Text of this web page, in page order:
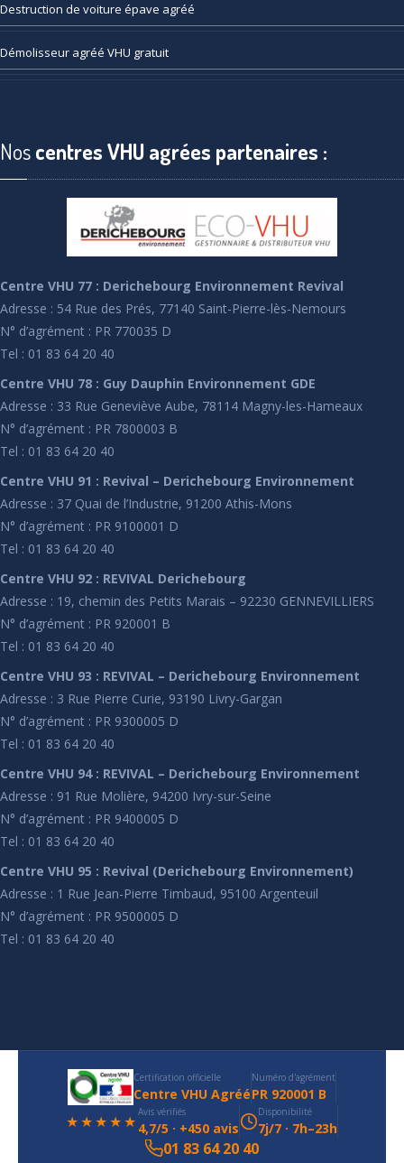
Destruction de voiture épave agréé
Démolisseur agréé VHU gratuit
Noscentres VHU agrées partenaires :
Centre VHU 77 : Derichebourg Environnement Revival
Adresse : 54 Rue des Prés, 77140 Saint-Pierre-lès-Nemours
N° d’agrément : PR 770035 D
Tel : 01 83 64 20 40
Centre VHU 78 : Guy Dauphin Environnement GDE
Adresse : 33 Rue Geneviève Aube, 78114 Magny-les-Hameaux
N° d’agrément : PR 7800003 B
Tel : 01 83 64 20 40
Centre VHU 91 : Revival – Derichebourg Environnement
Adresse : 37 Quai de l’Industrie, 91200 Athis-Mons
N° d’agrément : PR 9100001 D
Tel : 01 83 64 20 40
Centre VHU 92 : REVIVAL Derichebourg
Adresse : 19, chemin des Petits Marais – 92230 GENNEVILLIERS
N° d’agrément : PR 920001 B
Tel : 01 83 64 20 40
Centre VHU 93 : REVIVAL – Derichebourg Environnement
Adresse : 3 Rue Pierre Curie, 93190 Livry-Gargan
N° d’agrément : PR 9300005 D
Tel : 01 83 64 20 40
Centre VHU 94 : REVIVAL – Derichebourg Environnement
Adresse : 91 Rue Molière, 94200 Ivry-sur-Seine
N° d’agrément : PR 9400005 D
Tel : 01 83 64 20 40
Centre VHU 95 : Revival (Derichebourg Environnement)
Adresse : 1 Rue Jean-Pierre Timbaud, 95100 Argenteuil
N° d’agrément : PR 9500005 D
Tel : 01 83 64 20 40
Certification officielle
Centre VHU Agréé
Numéro d'agrément
PR 920001 B
★★★★★ Avis vérifiés
4,7/5 · +450 avis
Disponibilité
7j/7 · 7h–23h
01 83 64 20 40